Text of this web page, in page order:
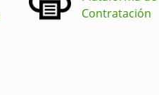
Contratación